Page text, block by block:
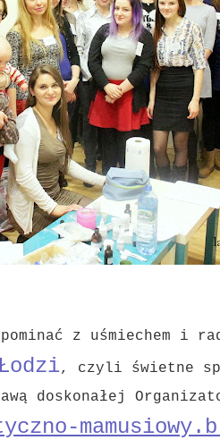
z uśmiechem i
, czyli świetne
doskonałej